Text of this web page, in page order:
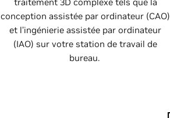
conception assistée par ordinateur (CAO)
et l’ingénierie assistée par ordinateur
(IAO) sur votre station de travail de
bureau.